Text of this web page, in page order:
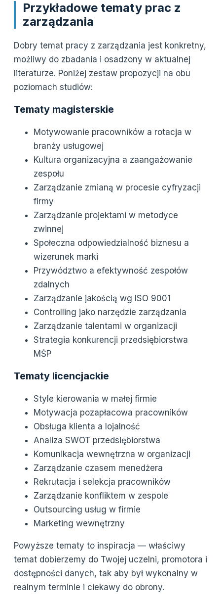
Przykładowe tematy prac z
zarządzania
Dobry temat pracy z zarządzania jest konkretny,
możliwy do zbadania i osadzony w aktualnej
literaturze. Poniżej zestaw propozycji na obu
poziomach studiów:
Tematy magisterskie
Motywowanie pracowników a rotacja w
branży usługowej
Kultura organizacyjna a zaangażowanie
zespołu
Zarządzanie zmianą w procesie cyfryzacji
firmy
Zarządzanie projektami w metodyce
zwinnej
Społeczna odpowiedzialność biznesu a
wizerunek marki
Przywództwo a efektywność zespołów
zdalnych
Zarządzanie jakością wg ISO 9001
Controlling jako narzędzie zarządzania
Zarządzanie talentami w organizacji
Strategia konkurencji przedsiębiorstwa
MŚP
Tematy licencjackie
Style kierowania w małej firmie
Motywacja pozapłacowa pracowników
Obsługa klienta a lojalność
Analiza SWOT przedsiębiorstwa
Komunikacja wewnętrzna w organizacji
Zarządzanie czasem menedżera
Rekrutacja i selekcja pracowników
Zarządzanie konfliktem w zespole
Outsourcing usług w firmie
Marketing wewnętrzny
Powyższe tematy to inspiracja — właściwy
temat dobierzemy do Twojej uczelni, promotora i
dostępności danych, tak aby był wykonalny w
realnym terminie i ciekawy do obrony.